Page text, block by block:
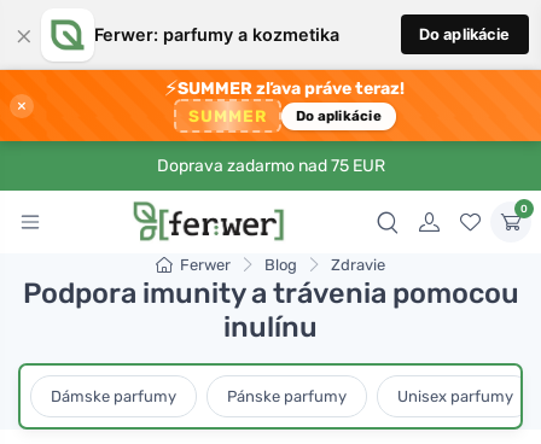
× Ferwer: parfumy a kozmetika Do aplikácie
×
⚡SUMMER zľava práve teraz!
SUMMER Do aplikácie
Doprava zadarmo nad 75 EUR
0
Ferwer Blog Zdravie
Podpora imunity a trávenia pomocou
inulínu
Dámske parfumy Pánske parfumy Unisex parfumy